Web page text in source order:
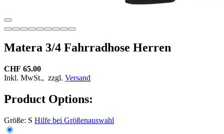
Matera 3/4 Fahrradhose Herren
CHF 65.00
Inkl. MwSt., zzgl. Versand
Product Options:
Größe: S Hilfe bei Größenauswahl